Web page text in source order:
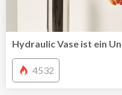
Hydraulic Vase ist ein
4532